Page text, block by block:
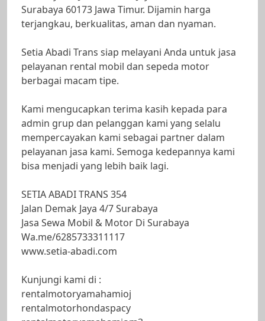
Surabaya 60173 Jawa Timur. Dijamin harga
terjangkau, berkualitas, aman dan nyaman.
Setia Abadi Trans siap melayani Anda untuk jasa
pelayanan rental mobil dan sepeda motor
berbagai macam tipe.
Kami mengucapkan terima kasih kepada para
admin grup dan pelanggan kami yang selalu
mempercayakan kami sebagai partner dalam
pelayanan jasa kami. Semoga kedepannya kami
bisa menjadi yang lebih baik lagi.
SETIA ABADI TRANS 354
Jalan Demak Jaya 4/7 Surabaya
Jasa Sewa Mobil & Motor Di Surabaya
Wa.me/6285733311117
www.setia-abadi.com
Kunjungi kami di :
rentalmotoryamahamioj
rentalmotorhondaspacy